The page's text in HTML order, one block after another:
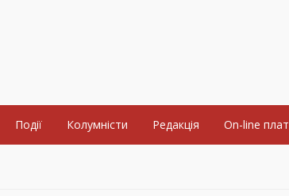
Події Колумністи Редакція On-line